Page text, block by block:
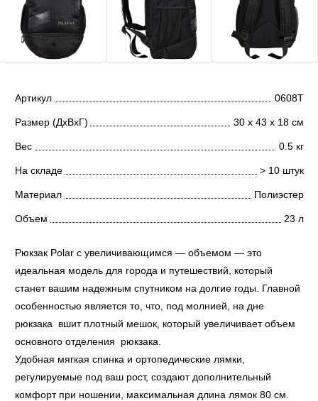
Артикул 0608T
Размер (ДхВхГ) 30 х 43 х 18 см
Вес 0.5 кг
На складе > 10 штук
Материал Полиэстер
Объем 23 л
Рюкзак Polar с увеличивающимся — объемом — это
идеальная модель для города и путешествий, который
станет вашим надежным спутником на долгие годы. Главной
особенностью является то, что, под молнией, на дне
рюкзака вшит плотный мешок, который увеличивает объем
основного отделения рюкзака.
Удобная мягкая спинка и ортопедические лямки,
регулируемые под ваш рост, создают дополнительный
комфорт при ношении, максимальная длина лямок 80 см.